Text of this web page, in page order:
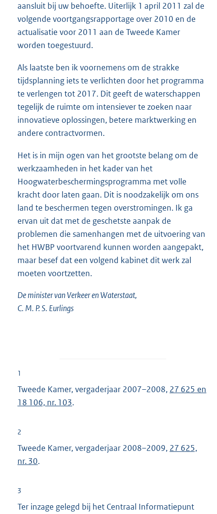
aansluit bij uw behoefte. Uiterlijk 1 april 2011 zal de
volgende voortgangsrapportage over 2010 en de
actualisatie voor 2011 aan de Tweede Kamer
worden toegestuurd.
Als laatste ben ik voornemens om de strakke
tijdsplanning iets te verlichten door het programma
te verlengen tot 2017. Dit geeft de waterschappen
tegelijk de ruimte om intensiever te zoeken naar
innovatieve oplossingen, betere marktwerking en
andere contractvormen.
Het is in mijn ogen van het grootste belang om de
werkzaamheden in het kader van het
Hoogwaterbeschermingsprogramma met volle
kracht door laten gaan. Dit is noodzakelijk om ons
land te beschermen tegen overstromingen. Ik ga
ervan uit dat met de geschetste aanpak de
problemen die samenhangen met de uitvoering van
het HWBP voortvarend kunnen worden aangepakt,
maar besef dat een volgend kabinet dit werk zal
moeten voortzetten.
De minister van Verkeer en Waterstaat,
C. M. P. S. Eurlings
1
Tweede Kamer, vergaderjaar 2007–2008, 27 625 en
18 106, nr. 103.
2
Tweede Kamer, vergaderjaar 2008–2009, 27 625,
nr. 30.
3
Ter inzage gelegd bij het Centraal Informatiepunt